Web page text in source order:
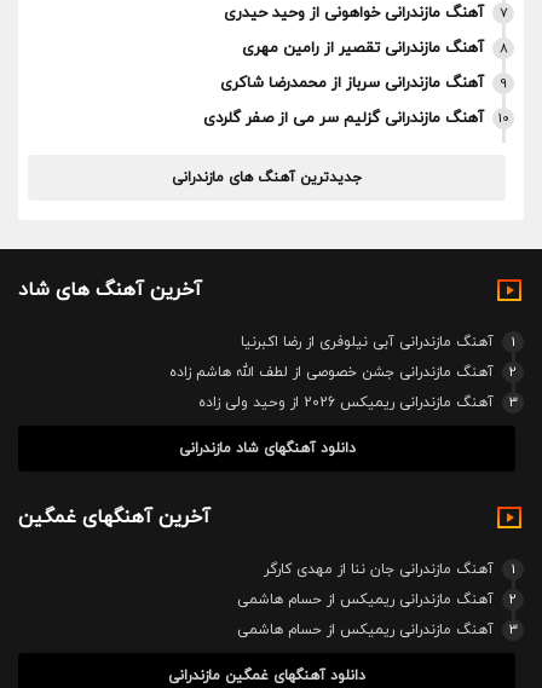
7 آهنگ مازندرانی خواهونی از وحید حیدری
8 آهنگ مازندرانی تقصیر از رامین مهری
9 آهنگ مازندرانی سرباز از محمدرضا شاکری
10 آهنگ مازندرانی گزلیم سر می از صفر گلردی
جدیدترین آهنگ های مازندرانی
آخرین آهنگ های شاد
1
آهنگ مازندرانی آبی نیلوفری از رضا اکبرنیا
2
آهنگ مازندرانی جشن خصوصی از لطف الله هاشم زاده
3
آهنگ مازندرانی ریمیکس 2026 از وحید ولی زاده
دانلود آهنگهای شاد مازندرانی
آخرین آهنگهای غمگین
1
آهنگ مازندرانی جان ننا از مهدی کارگر
2
آهنگ مازندرانی ریمیکس از حسام هاشمی
3
آهنگ مازندرانی ریمیکس از حسام هاشمی
دانلود آهنگهای غمگین مازندرانی